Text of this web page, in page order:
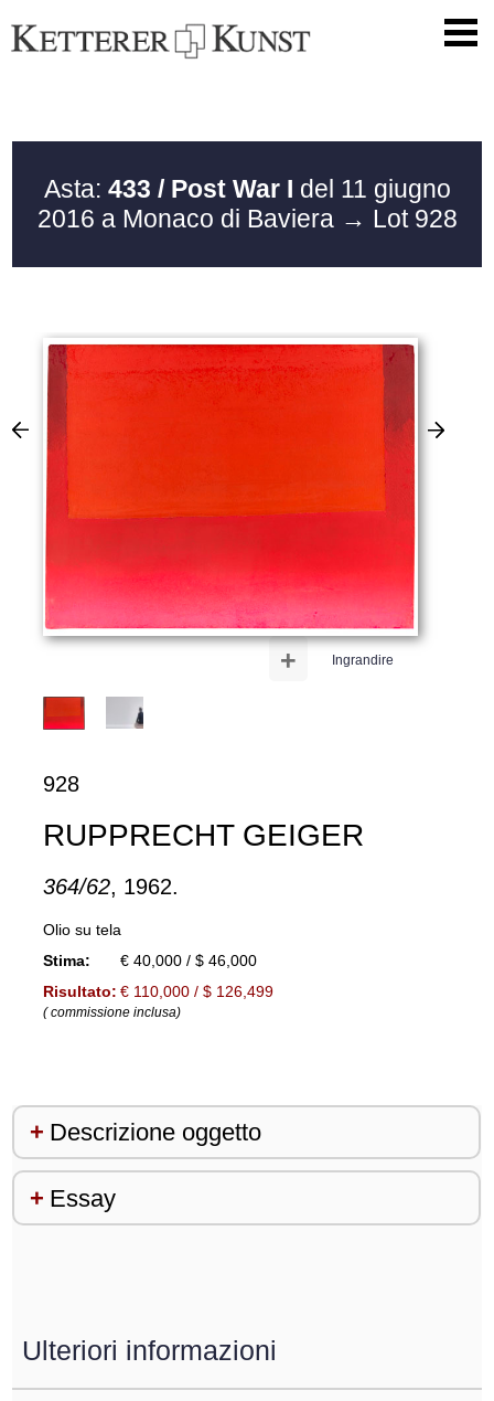
Asta: 433 / Post War I del 11 giugno
2016 a Monaco di Baviera → Lot 928
Ingrandire
+
928
RUPPRECHT GEIGER
364/62, 1962.
Olio su tela
Stima:
€ 40,000 / $ 46,000
Risultato: € 110,000 / $ 126,499
( commissione inclusa)
Descrizione oggetto
Essay
Ulteriori informazioni